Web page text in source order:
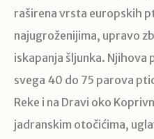
raširena vrsta europskih
najugroženijima, upravo
iskapanja šljunka. Njihova
svega 40 do 75 parova
Reke i na Dravi oko
jadranskim otočićima,